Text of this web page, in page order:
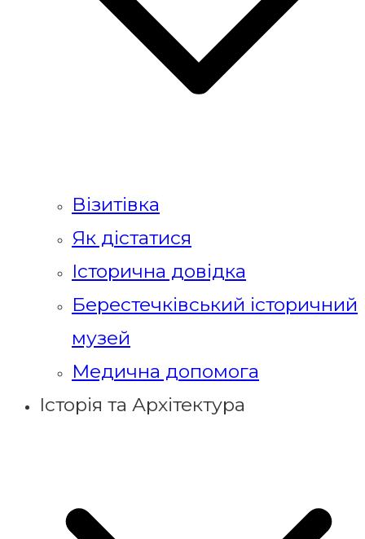
Візитівка
Як дістатися
Історична довідка
Берестечківський історичний
музей
Медична допомога
Історія та Архітектура